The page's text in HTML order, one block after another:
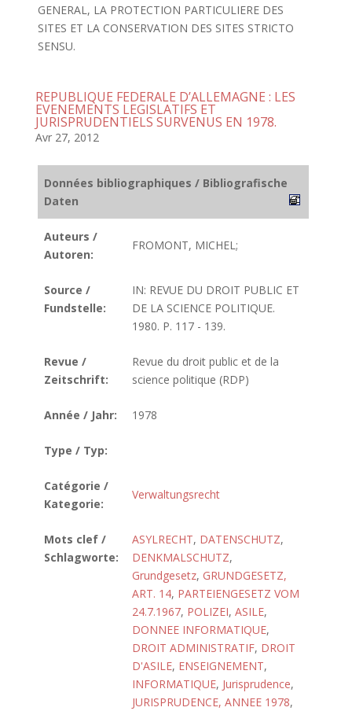
GENERAL, LA PROTECTION PARTICULIERE DES
SITES ET LA CONSERVATION DES SITES STRICTO
SENSU.
REPUBLIQUE FEDERALE D’ALLEMAGNE : LES
EVENEMENTS LEGISLATIFS ET
JURISPRUDENTIELS SURVENUS EN 1978.
Avr 27, 2012
Données bibliographiques / Bibliografische
Daten
Auteurs /
Autoren:
FROMONT, MICHEL;
Source /
Fundstelle:
IN: REVUE DU DROIT PUBLIC ET
DE LA SCIENCE POLITIQUE.
1980. P. 117 - 139.
Revue /
Zeitschrift:
Revue du droit public et de la
science politique (RDP)
Année / Jahr: 1978
Type / Typ:
Catégorie /
Kategorie:
Verwaltungsrecht
Mots clef /
Schlagworte:
ASYLRECHT, DATENSCHUTZ,
DENKMALSCHUTZ,
Grundgesetz, GRUNDGESETZ,
ART. 14, PARTEIENGESETZ VOM
24.7.1967, POLIZEI, ASILE,
DONNEE INFORMATIQUE,
DROIT ADMINISTRATIF, DROIT
D'ASILE, ENSEIGNEMENT,
INFORMATIQUE, Jurisprudence,
JURISPRUDENCE, ANNEE 1978,